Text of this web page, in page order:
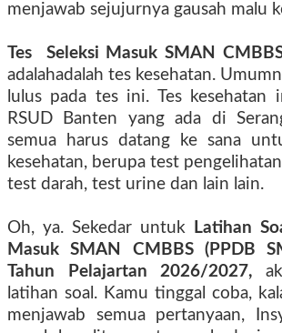
menjawab sejujurnya gausah malu
Tes Seleksi Masuk SMAN
adalahadalah tes kesehatan.
lulus pada tes ini. Tes kesehatan
RSUD Banten yang ada di
semua harus datang ke sana
kesehatan, berupa test
test darah, test urine dan lain lain.
Oh, ya. Sekedar untuk Latihan
Masuk SMAN CMBBS (PPDB
Tahun Pelajartan 2026/2027,
latihan soal. Kamu tinggal coba,
menjawab semua pertanyaan,